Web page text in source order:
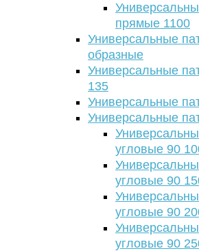
прямые 1100
Универсальные
образные
Универсальные
135
Универсальные
Универсальные
угловые 90
угловые 90
угловые 90
угловые 90